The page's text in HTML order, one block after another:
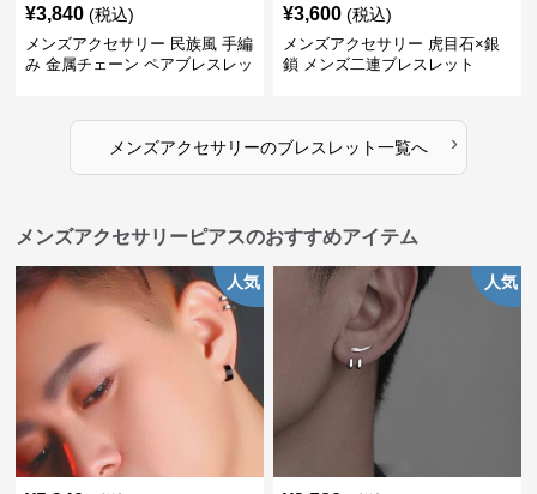
¥3,840 (税込)
メンズアクセサリー 民族風 手編
み 金属チェーン ペアブレスレッ
¥3,600 (税込)
メンズアクセサリー 虎目石×銀
鎖 メンズ二連ブレスレット
メンズアクセサリーのブレスレット一覧へ ›
メンズアクセサリーピアスのおすすめアイテム
人気 人気